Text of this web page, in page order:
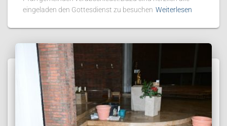
eingeladen den Gottesdienst zu besuchen Weiterlesen